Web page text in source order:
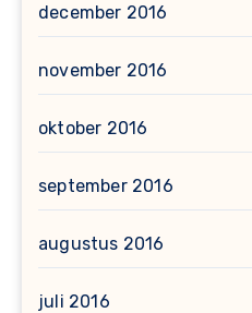
december 2016
november 2016
oktober 2016
september 2016
augustus 2016
juli 2016